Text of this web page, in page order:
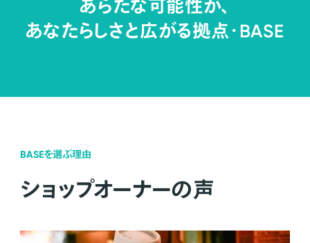
あらたな可能性が、
あなたらしさと広がる拠点・BASE
BASEを選ぶ理由
ショップオーナーの声